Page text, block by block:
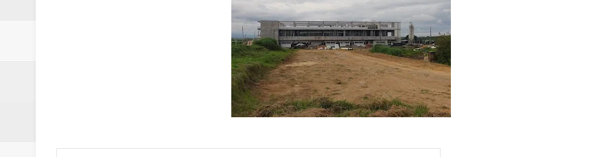
Regionetnoticias / Población vulnerable en Tuluá tendrá comedor comunitario gracias al
Regionetnoticias / Villarrica avanza hacia una ruta definitiva de reasentamiento